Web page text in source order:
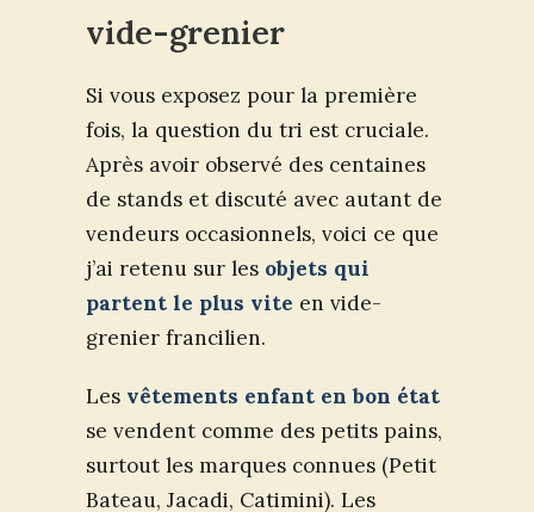
vide-grenier
Si vous exposez pour la première
fois, la question du tri est cruciale.
Après avoir observé des centaines
de stands et discuté avec autant de
vendeurs occasionnels, voici ce que
j’ai retenu sur les objets qui
partent le plus vite en vide-
grenier francilien.
Les vêtements enfant en bon état
se vendent comme des petits pains,
surtout les marques connues (Petit
Bateau, Jacadi, Catimini). Les